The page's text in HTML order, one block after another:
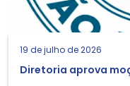
19 de julho de 2026
Diretoria aprova